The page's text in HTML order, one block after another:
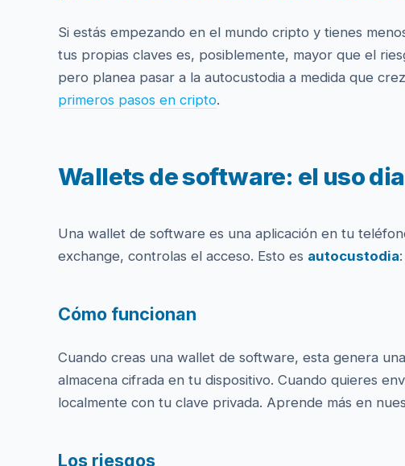
Si estás empezando en el mundo cripto y tienes
tus propias claves es, posiblemente, mayor que el
pero planea pasar a la autocustodia a medida que
primeros pasos en cripto.
Wallets de software: el uso
Una wallet de software es una aplicación en tu
exchange, controlas el acceso. Esto es autocustodia
Cómo funcionan
Cuando creas una wallet de software, esta genera una
almacena cifrada en tu dispositivo. Cuando quieres
localmente con tu clave privada. Aprende más en
Los riesgos